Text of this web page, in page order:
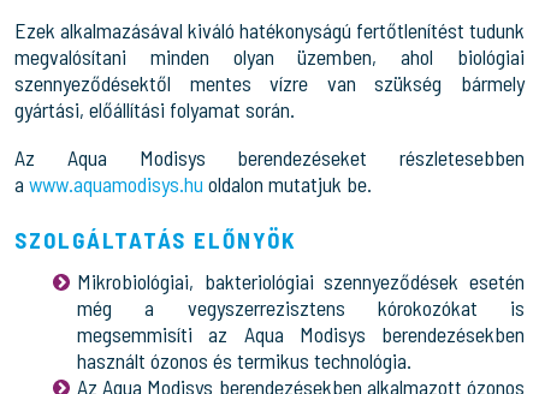
Ezek alkalmazásával kiváló hatékonyságú fertőtlenítést tudunk
megvalósítani minden olyan üzemben, ahol biológiai
szennyeződésektől mentes vízre van szükség bármely
gyártási, előállítási folyamat során.
Az Aqua Modisys berendezéseket részletesebben
a www.aquamodisys.hu oldalon mutatjuk be.
SZOLGÁLTATÁS ELŐNYÖK
Mikrobiológiai, bakteriológiai szennyeződések esetén
még a vegyszerrezisztens kórokozókat is
megsemmisíti az Aqua Modisys berendezésekben
használt ózonos és termikus technológia.
Az Aqua Modisys berendezésekben alkalmazott ózonos